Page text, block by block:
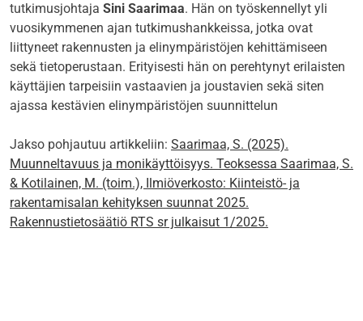
tutkimusjohtaja Sini Saarimaa. Hän on työskennellyt yli
vuosikymmenen ajan tutkimushankkeissa, jotka ovat
liittyneet rakennusten ja elinympäristöjen kehittämiseen
sekä tietoperustaan. Erityisesti hän on perehtynyt erilaisten
käyttäjien tarpeisiin vastaavien ja joustavien sekä siten
ajassa kestävien elinympäristöjen suunnittelun
Jakso pohjautuu artikkeliin: Saarimaa, S. (2025).
Muunneltavuus ja monikäyttöisyys. Teoksessa Saarimaa, S.
& Kotilainen, M. (toim.), Ilmiöverkosto: Kiinteistö- ja
rakentamisalan kehityksen suunnat 2025.
Rakennustietosäätiö RTS sr julkaisut 1/2025.